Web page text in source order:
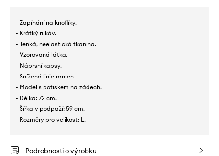
- Zapínání na knoflíky.
- Krátký rukáv.
- Tenká, neelastická tkanina.
- Vzorovaná látka.
- Náprsní kapsy.
- Snížená linie ramen.
- Model s potiskem na zádech.
- Délka: 72 cm.
- Šířka v podpaží: 59 cm.
- Rozměry pro velikost: L.
Podrobnosti o výrobku